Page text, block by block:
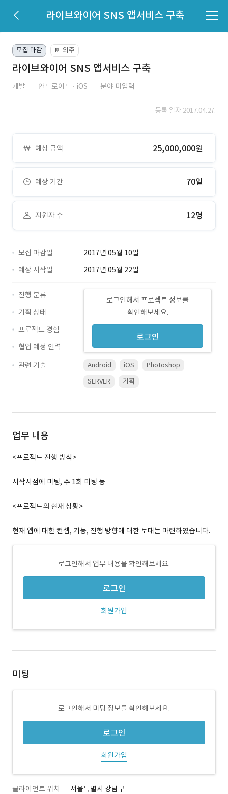
라이브와이어 SNS 앱서비스 구축
모집 마감 📔 외주
라이브와이어 SNS 앱서비스 구축
개발 안드로이드 iOS 분야 미입력
등록 일자 2017.04.27.
예상 금액 25,000,000원
예상 기간 70일
지원자 수 12명
모집 마감일
2017년 05월 10일
예상 시작일
2017년 05월 22일
로그인해서 프로젝트 정보를
확인해보세요.
로그인
진행 분류
기획 상태
프로젝트 경험
협업 예정 인력
관련 기술
Android iOS
Photoshop
SERVER
기획
업무 내용
<프로젝트 진행 방식>
시작시점에 미팅, 주 1회 미팅 등
<프로젝트의 현재 상황>
현재 앱에 대한 컨셉, 기능, 진행 방향에 대한 토대는 마련하였습니다.
로그인해서 업무 내용을 확인해보세요.
로그인
회원가입
미팅
로그인해서 미팅 정보를 확인해보세요.
로그인
회원가입
클라이언트 위치 서울특별시 강남구